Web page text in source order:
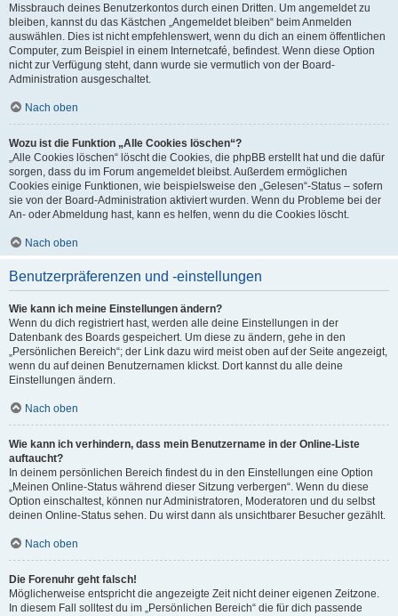
Missbrauch deines Benutzerkontos durch einen Dritten. Um angemeldet zu
bleiben, kannst du das Kästchen „Angemeldet bleiben“ beim Anmelden
auswählen. Dies ist nicht empfehlenswert, wenn du dich an einem öffentlichen
Computer, zum Beispiel in einem Internetcafé, befindest. Wenn diese Option
nicht zur Verfügung steht, dann wurde sie vermutlich von der Board-
Administration ausgeschaltet.
Nach oben
Wozu ist die Funktion „Alle Cookies löschen“?
„Alle Cookies löschen“ löscht die Cookies, die phpBB erstellt hat und die dafür
sorgen, dass du im Forum angemeldet bleibst. Außerdem ermöglichen
Cookies einige Funktionen, wie beispielsweise den „Gelesen“-Status – sofern
sie von der Board-Administration aktiviert wurden. Wenn du Probleme bei der
An- oder Abmeldung hast, kann es helfen, wenn du die Cookies löscht.
Nach oben
Benutzerpräferenzen und -einstellungen
Wie kann ich meine Einstellungen ändern?
Wenn du dich registriert hast, werden alle deine Einstellungen in der
Datenbank des Boards gespeichert. Um diese zu ändern, gehe in den
„Persönlichen Bereich“; der Link dazu wird meist oben auf der Seite angezeigt,
wenn du auf deinen Benutzernamen klickst. Dort kannst du alle deine
Einstellungen ändern.
Nach oben
Wie kann ich verhindern, dass mein Benutzername in der Online-Liste
auftaucht?
In deinem persönlichen Bereich findest du in den Einstellungen eine Option
„Meinen Online-Status während dieser Sitzung verbergen“. Wenn du diese
Option einschaltest, können nur Administratoren, Moderatoren und du selbst
deinen Online-Status sehen. Du wirst dann als unsichtbarer Besucher gezählt.
Nach oben
Die Forenuhr geht falsch!
Möglicherweise entspricht die angezeigte Zeit nicht deiner eigenen Zeitzone.
In diesem Fall solltest du im „Persönlichen Bereich“ die für dich passende